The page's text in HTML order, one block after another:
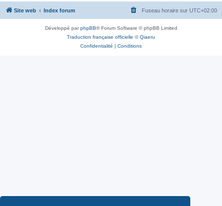
r
Site web Index forum Fuseau horaire sur UTC+02:00
Développé parphpBB® Forum Software © phpBB Limited
Traduction française officielle ©Qiaeru
Confidentialité | Conditions